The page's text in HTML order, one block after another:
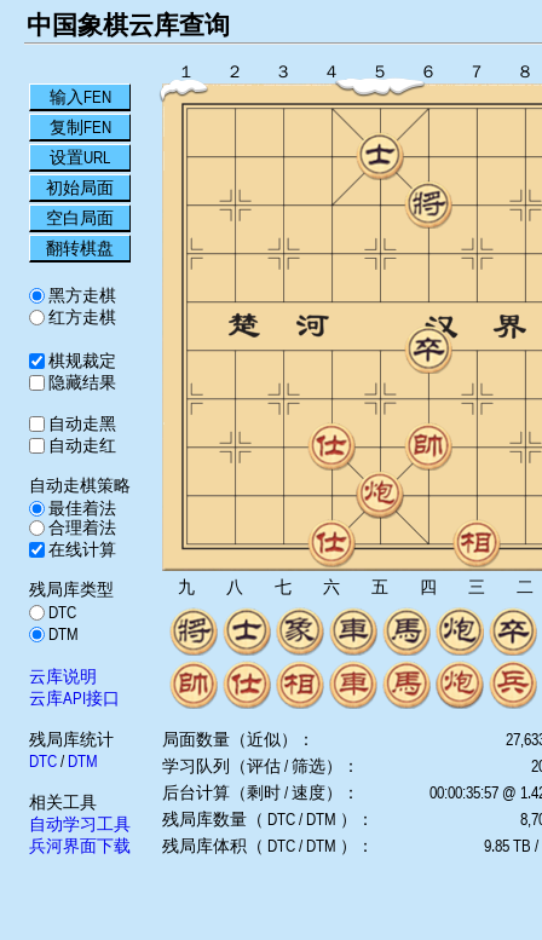
中国象棋云库查询
输入FEN
复制FEN
设置URL
初始局面
空白局面
翻转棋盘
黑方走棋
红方走棋
棋规裁定
隐藏结果
自动走黑
自动走红
自动走棋策略
最佳着法
合理着法
在线计算
残局库类型
DTC
DTM
云库说明
云库API接口
残局库统计
DTC/ DTM
相关工具
自动学习工具
兵河界面下载
１ ２ ３ ４ ５ ６ ７ ８
九 八 七 六 五 四 三 二
局面数量（近似）：
学习队列（评估 / 筛选）：
后台计算（剩时 / 速度）：
00:00:35:57 @
残局库数量（ DTC / DTM ）：
残局库体积（ DTC / DTM ）：
9.85 TB